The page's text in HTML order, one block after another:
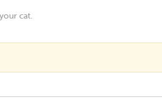
cat.